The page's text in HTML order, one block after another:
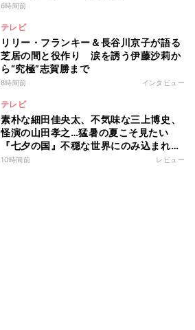
6時間前
テレビ
リリー・フランキー＆長谷川京子が語る
芝居の間と役作り 涙を誘う伊藤沙莉か
ら“究極”志賀勝まで
8時間前 インタビュー
テレビ
素朴な細田佳央太、不気味な三上博史、
怪演の山田孝之…猛暑の夏こそ見たい
『七夕の国』不穏な世界にのみ込まれる
超常ミステリー
10時間前 レビュー